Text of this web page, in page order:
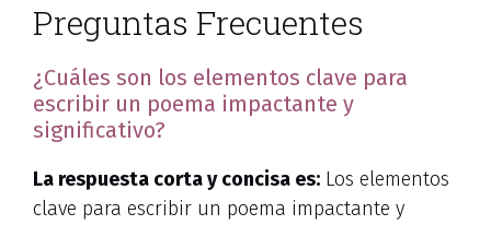
Preguntas Frecuentes
¿Cuáles son los elementos clave para
escribir un poema impactante y
significativo?
La respuesta corta y concisa es: Los elementos
clave para escribir un poema impactante y